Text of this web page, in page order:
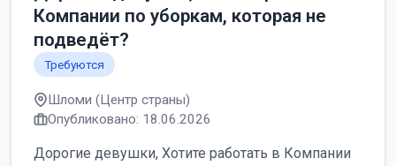
Компании по уборкам, которая не
подведёт?
Требуются
Шломи (Центр страны)
Опубликовано: 18.06.2026
Дорогие девушки, Хотите работать в Компании